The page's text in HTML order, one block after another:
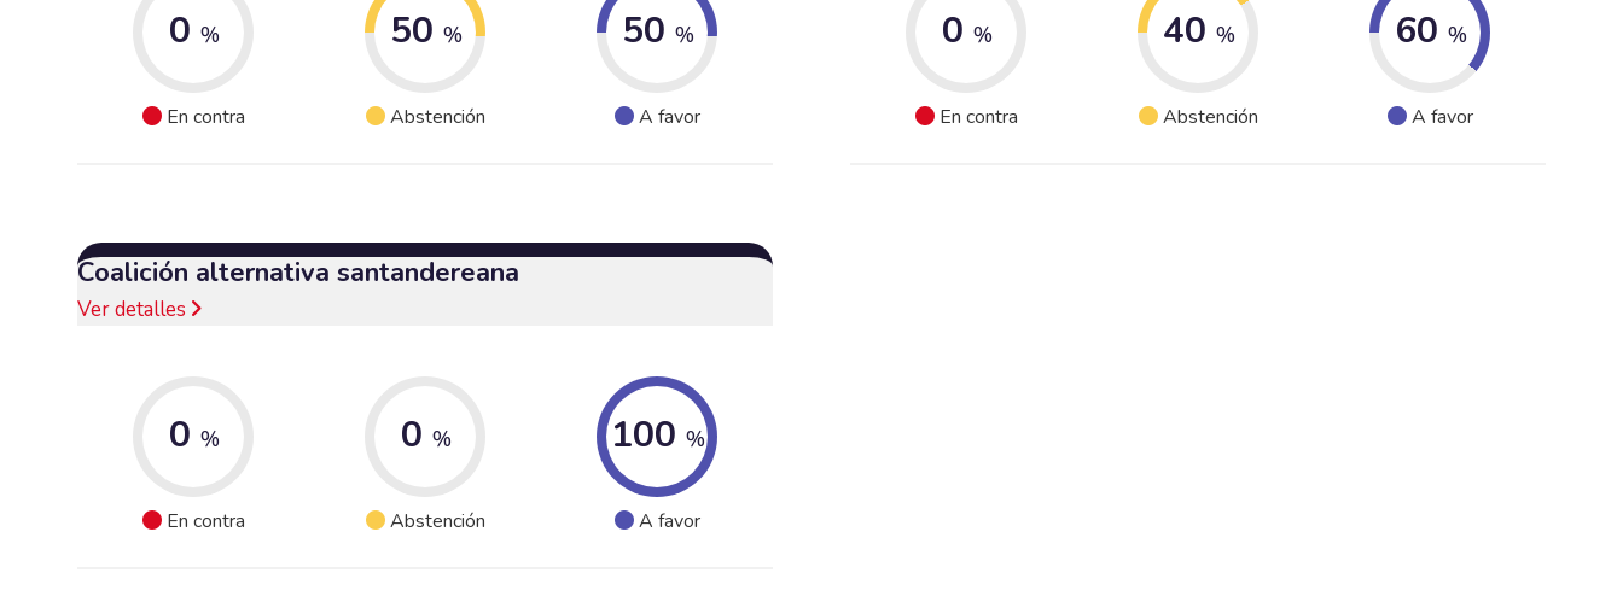
0 %
En contra
50 %
Abstención
50 %
A favor
0 %
En contra
40 %
Abstención
60 %
A favor
Coalición alternativa santandereana
Ver detalles
0 %
En contra
0 %
Abstención
100 %
A favor